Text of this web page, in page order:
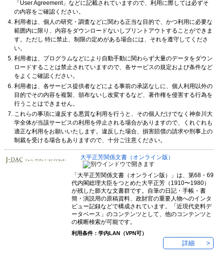
「User Agreement」などに記載されていますので、利用に際しては必ずそ
の内容をご確認ください。
利用者は、個人の研究・調査などに関わる正当な目的で、かつ利用に必要な
範囲内に限り、内容をダウンロードないしプリントアウトすることができま
す。ただし 特に禁止、制限の定めがある場合には、それを遵守してくださ
い。
利用者は、プログラムなどにより自動手動に関わらず大量のデータをダウン
ロードすることは禁止されていますので、各サービスの規定および条件など
をよくご確認ください。
利用者は、各サービス提供者などによる事前の承諾なしに、個人利用以外の
目的でその内容を複製、頒布ないし改変するなど、著作権を侵害する行為を
行うことはできません。
これらの事項に違反する悪質な利用を行うと、その個人だけでなく神奈川大
学全体が当該サービスの利用を停止される場合がありますので、くれぐれも
適正な利用をお願いいたします。違反した場合、損害賠償の請求や刑事上の
制裁を受ける場合もありますので、十分ご注意ください。
大平正芳関係文書（オンライン版）
「大平正芳関係文書（オンライン版）」は、第68・69
代内閣総理大臣をつとめた大平正芳（1910〜1980）
が残した膨大な文書群です。自筆の日記・手帳・書
簡・演説用の原稿資料、政財官の重要人物へのインタ
ビュー記録などで構成されています。「近現代史料デ
ータベース」のコンテンツとして、他のコンテンツと
の横断検索が可能です。
利用条件：学内LAN（VPN可）
詳細